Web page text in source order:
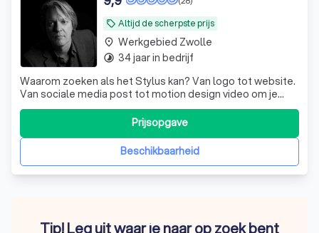
local_offer Altijd de scherpste prijs
Waarom zoeken als het Stylus kan? Van logo tot website.
Van sociale media post tot motion design video om je
bedrijf een boost te geven. Service is een speerpunt.
Beschikbaarheid
Prijsopgave
place Werkgebied Zwolle
timelapse 34 jaar in bedrijf
Tip! Leg uit waar je naar op zoek bent